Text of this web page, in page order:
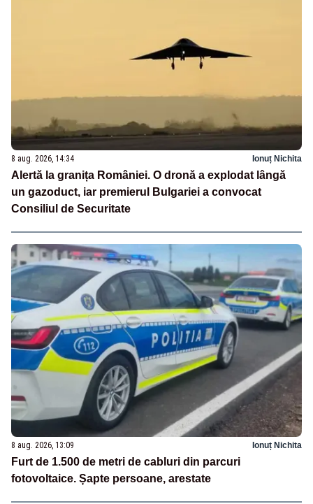
8 aug. 2026, 14:34 Ionuț Nichita
Alertă la granița României. O dronă a explodat lângă
un gazoduct, iar premierul Bulgariei a convocat
Consiliul de Securitate
8 aug. 2026, 13:09 Ionuț Nichita
Furt de 1.500 de metri de cabluri din parcuri
fotovoltaice. Șapte persoane, arestate